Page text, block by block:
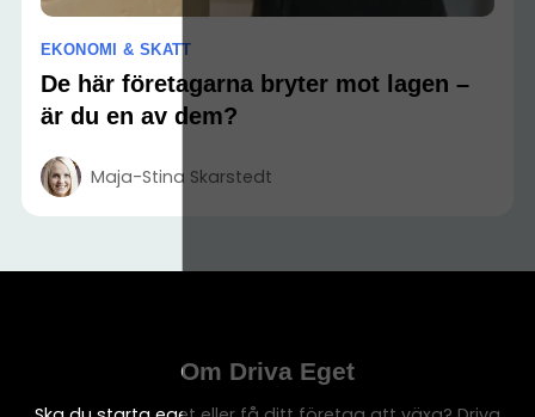
EKONOMI & SKATT
De här företagarna bryter mot lagen –
är du en av dem?
Maja-Stina Skarstedt
Om Driva Eget